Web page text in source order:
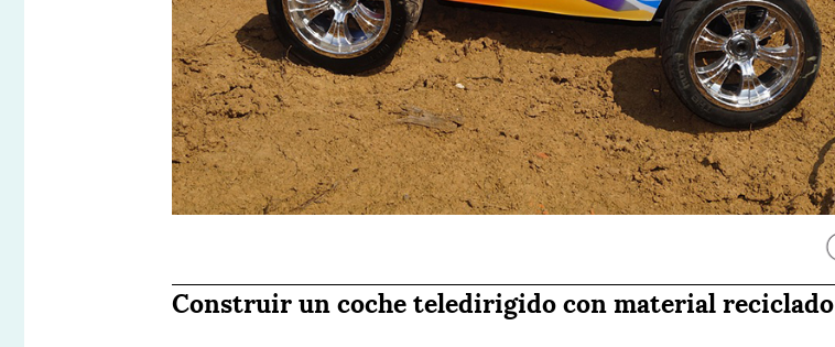
Construir un coche teledirigido con material reciclado